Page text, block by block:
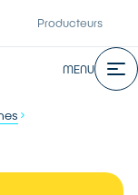
Producteurs
MENU